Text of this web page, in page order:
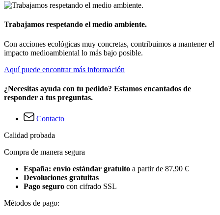
Trabajamos respetando el medio ambiente.
Con acciones ecológicas muy concretas, contribuimos a mantener el
impacto medioambiental lo más bajo posible.
Aquí puede encontrar más información
¿Necesitas ayuda con tu pedido? Estamos encantados de
responder a tus preguntas.
Contacto
Calidad probada
Compra de manera segura
España: envío estándar gratuito a partir de 87,90 €
Devoluciones gratuitas
Pago seguro con cifrado SSL
Métodos de pago: